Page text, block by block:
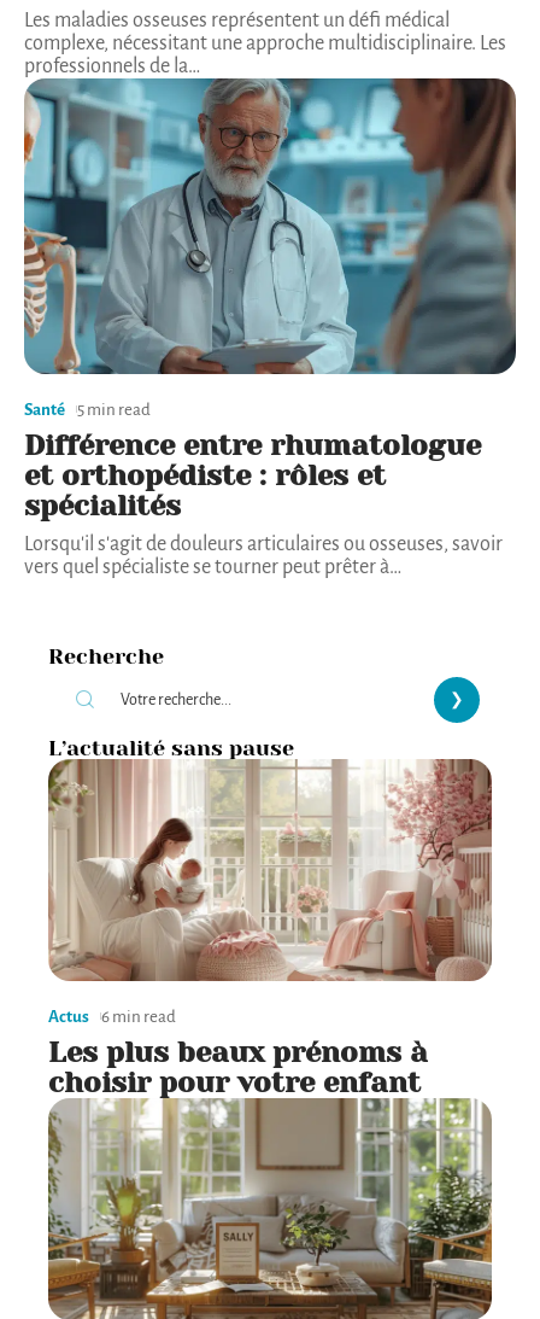
Les maladies osseuses représentent un défi médical
complexe, nécessitant une approche multidisciplinaire. Les
professionnels de la…
Santé 5 min read
Différence entre rhumatologue
et orthopédiste : rôles et
spécialités
Lorsqu'il s'agit de douleurs articulaires ou osseuses, savoir
vers quel spécialiste se tourner peut prêter à…
Recherche
L’actualité sans pause
Actus 6 min read
Les plus beaux prénoms à
choisir pour votre enfant